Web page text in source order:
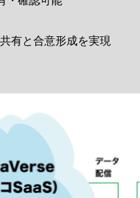
有と合意形成を実現